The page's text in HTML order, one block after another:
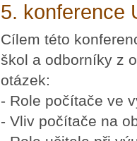
5. konference
Cílem této
škol a odborníky z
otázek:
- Role počítače ve
- Vliv počítače na